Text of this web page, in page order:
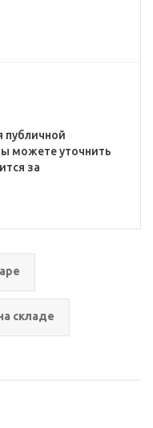
публичной
можете уточнить
за
складе